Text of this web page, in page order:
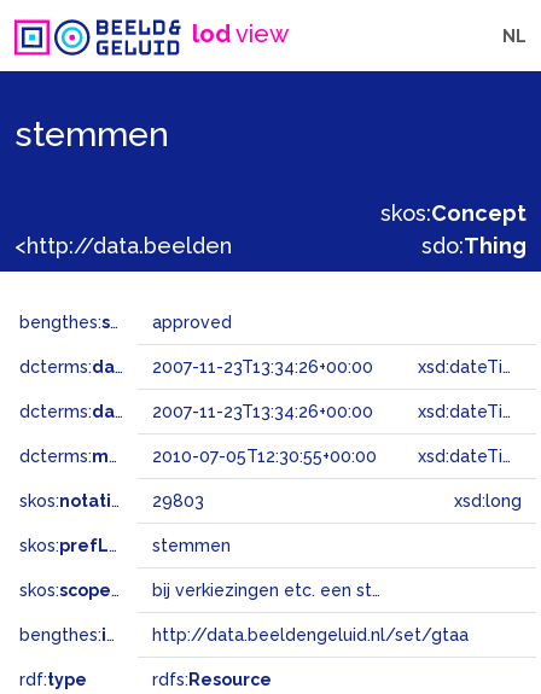
lodview NL
stemmen
skos:Concept
sdo:Thing
bengthes:status approved
dcterms:dateAccepted 2007-11-23T13:34:26+00:00 xsd:dateTime
dcterms:dateSubmitted 2007-11-23T13:34:26+00:00 xsd:dateTime
dcterms:modified 2010-07-05T12:30:55+00:00 xsd:dateTime
skos:notation 29803 xsd:long
skos:prefLabel stemmen
skos:scopeNote bij verkiezingen etc. een stem uitbrengen NB: geen inhoudelijke onderwerpsterm
bengthes:inSet http://data.beeldengeluid.nl/set/gtaa
rdf:type rdfs: Resource